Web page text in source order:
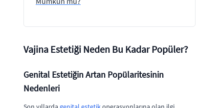
Vajina Estetiği Neden Bu Kadar Popüler?
Genital Estetiğin Artan Popülaritesinin
Nedenleri